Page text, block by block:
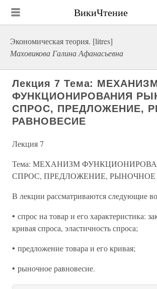
ВикиЧтение
Экономическая теория. [litres]
Маховикова Галина Афанасьевна
Лекция 7 Тема:
ФУНКЦИОНИРОВАНИЯ
СПРОС, ПРЕДЛОЖЕНИЕ,
РАВНОВЕСИЕ
Лекция 7
Тема: МЕХАНИЗМ
СПРОС, ПРЕДЛОЖЕНИЕ,
В лекции рассматриваются следующие
• спрос на товар и его характеристика:
кривая спроса, эластичность спроса;
• предложение товара и его кривая;
• рыночное равновесие.